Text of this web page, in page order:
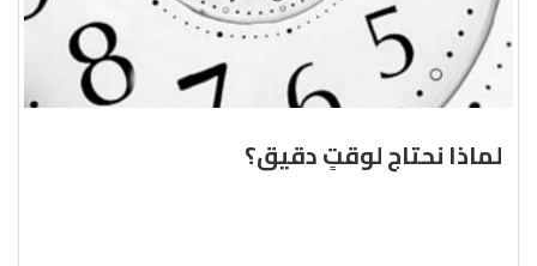
لماذا نحتاج لوقتٍ دقيق؟